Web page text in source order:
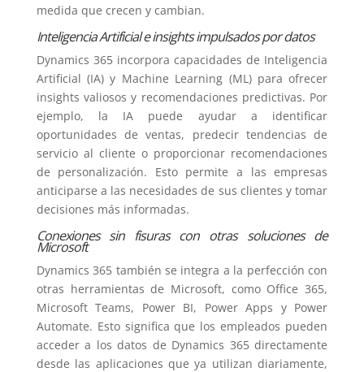
medida que crecen y cambian.
Inteligencia Artificial e insights impulsados por datos
Dynamics 365 incorpora capacidades de Inteligencia
Artificial (IA) y Machine Learning (ML) para ofrecer
insights valiosos y recomendaciones predictivas. Por
ejemplo, la IA puede ayudar a identificar
oportunidades de ventas, predecir tendencias de
servicio al cliente o proporcionar recomendaciones
de personalización. Esto permite a las empresas
anticiparse a las necesidades de sus clientes y tomar
decisiones más informadas.
Conexiones sin fisuras con otras soluciones de
Microsoft
Dynamics 365 también se integra a la perfección con
otras herramientas de Microsoft, como Office 365,
Microsoft Teams, Power BI, Power Apps y Power
Automate. Esto significa que los empleados pueden
acceder a los datos de Dynamics 365 directamente
desde las aplicaciones que ya utilizan diariamente,